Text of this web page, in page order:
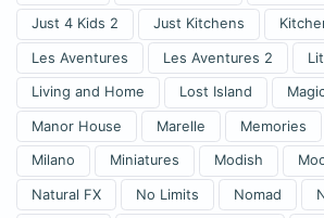
Just 4 Kids 2 Just Kitchens
Les Aventures Les Aventures 2
Living and Home Lost Island
Manor House Marelle Memories
Milano Miniatures Modish
Natural FX No Limits Nomad